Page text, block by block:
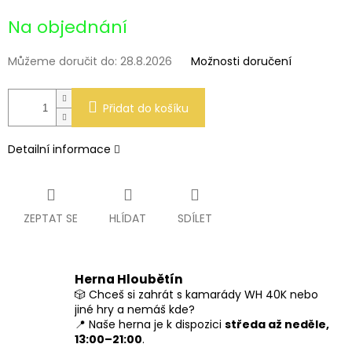
cena:
Na objednání
Můžeme doručit do: 28.8.2026 Možnosti doručení
Přidat do košíku
Detailní informace
ZEPTAT SE HLÍDAT SDÍLET
Herna Hloubětín
🎲 Chceš si zahrát s kamarády WH 40K nebo
jiné hry a nemáš kde?
📍 Naše herna je k dispozici středa až neděle,
13:00–21:00.